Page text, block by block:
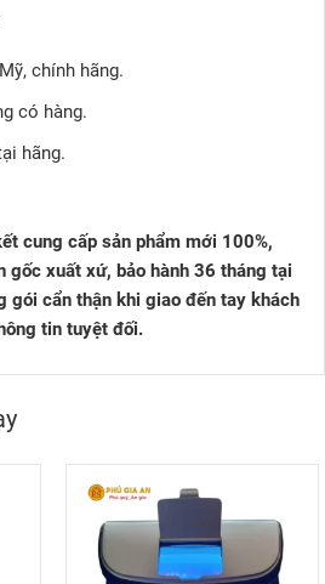
chính hãng.
có hàng.
hãng.
cung cấp sản phẩm mới 100%,
gốc xuất xứ, bảo hành 36 tháng tại
gói cẩn thận khi giao đến tay khách
tin tuyệt đối.